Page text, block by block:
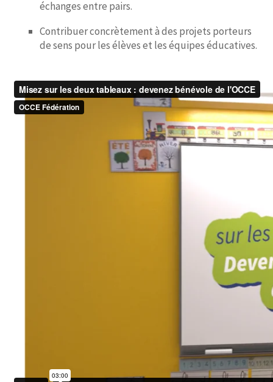
échanges entre pairs.
Contribuer concrètement à des projets porteurs
de sens pour les élèves et les équipes éducatives.